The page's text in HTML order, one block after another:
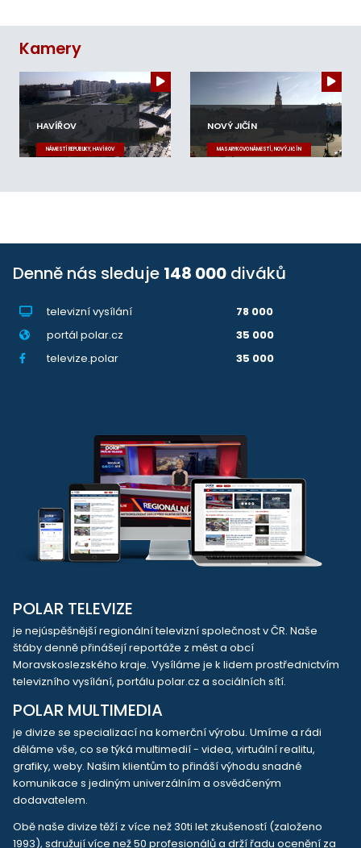
Kamery
HAVÍŘOV
NÁMĚSTÍ REPUBLIKY, HAVÍŘOV
NOVÝ JIČÍN
MASARYKOVO NÁMĚSTÍ, NOVÝ JIČÍN
Denně nás sleduje 148 000 diváků
televizní vysílání
78 000
portál polar.cz
35 000
televize.polar
35 000
POLAR TELEVIZE
je nejúspěšnější regionální televizní společnost v ČR. Naše
štáby denně přinášejí reportáže z měst a obcí
Moravskoslezského kraje. Vysíláme je k lidem prostřednictvím
televizního vysílání, portálu polar.cz a sociálních sítí.
POLAR MULTIMEDIA
je divize se specializací na komerční výrobu. Umíme a rádi
děláme vše, co se týká multimedií - videa, virtuální realitu,
grafiky, weby. Našim klientům to přináší výhodu snadné
komunikace s jediným univerzálním a osvědčeným
dodavatelem.
Obě naše divize těží z více než 30ti let zkušeností (založeno
1993), sdružují více než 50 profesionálů a drží řadu ocenění za